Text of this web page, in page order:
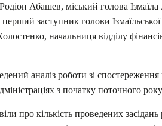
Родіон Абашев, міський голова
перший заступник голови
начальниця відділу
аналіз роботи зі спостереження
з початку поточного
про кількість проведених